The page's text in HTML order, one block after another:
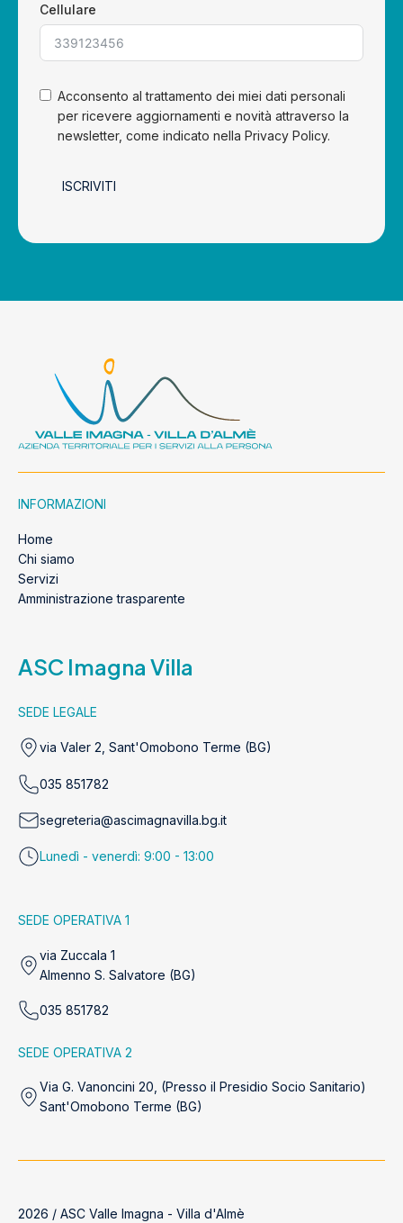
Cellulare
Acconsento al trattamento dei miei dati personali
per ricevere aggiornamenti e novità attraverso la
newsletter, come indicato nella Privacy Policy.
ISCRIVITI
INFORMAZIONI
Home
Chi siamo
Servizi
Amministrazione trasparente
ASC Imagna Villa
SEDE LEGALE
via Valer 2, Sant'Omobono Terme (BG)
035 851782
segreteria@ascimagnavilla.bg.it
Lunedì - venerdì: 9:00 - 13:00
SEDE OPERATIVA 1
via Zuccala 1
Almenno S. Salvatore (BG)
035 851782
SEDE OPERATIVA 2
Via G. Vanoncini 20, (Presso il Presidio Socio Sanitario)
Sant'Omobono Terme (BG)
2026 / ASC Valle Imagna - Villa d'Almè